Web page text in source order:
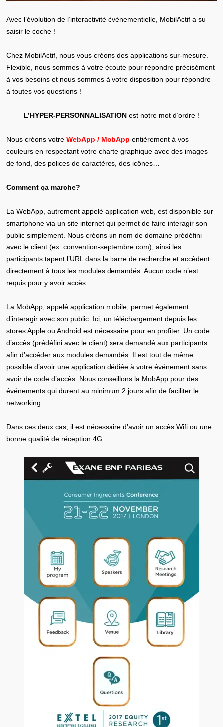
Avec l’évolution de l’interactivité événementielle, MobilActif a su
saisir le coche !
Chez MobilActif, nous vous créons des applications sur-mesure.
Flexible, nous sommes à votre écoute pour répondre précisément
à vos besoins et nous sommes à votre disposition pour répondre
à toutes vos questions !
L’HYPER-PERSONNALISATION est notre mot d’ordre !
Nous créons votreWebApp / MobApp entièrement à vos
couleurs en respectant votre charte graphique avec des images
de fond, des polices de caractères, des icônes…
Comment ça marche?
La WebApp, autrement appelé application web, est disponible sur
smartphone via un site internet qui permet de faire interagir son
public simplement. Nous créons un nom de domaine prédéfini
avec le client (ex: convention-septembre.com), ainsi les
participants tapent l’URL dans la barre de recherche et accèdent
directement à tous les modules demandés. Aucun code n’est
requis pour y avoir accès.
La MobApp, appelé application mobile, permet également
d’interagir avec son public. Ici, un téléchargement depuis les
stores Apple ou Android est nécessaire pour en profiter. Un code
d’accès (prédéfini avec le client) sera demandé aux participants
afin d’accéder aux modules demandés. Il est tout de même
possible d’avoir une application dédiée à votre événement sans
avoir de code d’accès. Nous conseillons la MobApp pour des
événements qui durent au minimum 2 jours afin de faciliter le
networking.
Dans ces deux cas, il est nécessaire d’avoir un accès Wifi ou une
bonne qualité de réception 4G.